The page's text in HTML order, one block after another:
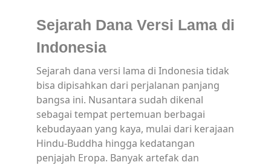
Sejarah Dana Versi Lama di
Indonesia
Sejarah dana versi lama di Indonesia tidak
bisa dipisahkan dari perjalanan panjang
bangsa ini. Nusantara sudah dikenal
sebagai tempat pertemuan berbagai
kebudayaan yang kaya, mulai dari kerajaan
Hindu-Buddha hingga kedatangan
penjajah Eropa. Banyak artefak dan